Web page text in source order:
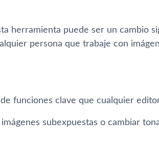
herramienta puede ser un cambio
persona que trabaje con
funciones clave que cualquier
subexpuestas o cambiar